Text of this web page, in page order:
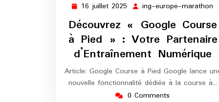
16 juillet 2025 16
juillet
2025
ing-europe-marathon
Découvrez « Google Course
à Pied » : Votre Partenaire
d’Entraînement Numérique
Article: Google Course à Pied Google lance
nouvelle fonctionnalité dédiée à la course à…
0 Comments